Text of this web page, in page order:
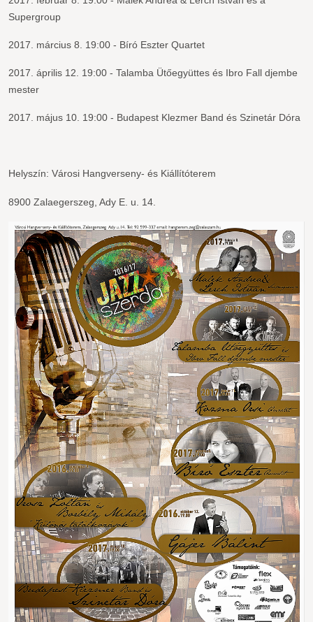
Supergroup
2017. március 8. 19:00 - Bíró Eszter Quartet
2017. április 12. 19:00 - Talamba Ütőegyüttes és Ibro Fall djembe
mester
2017. május 10. 19:00 - Budapest Klezmer Band és Szinetár Dóra
Helyszín: Városi Hangverseny- és Kiállítóterem
8900 Zalaegerszeg, Ady E. u. 14.